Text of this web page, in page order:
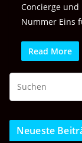
Concierge und
Nummer Eins
Read More
Neueste